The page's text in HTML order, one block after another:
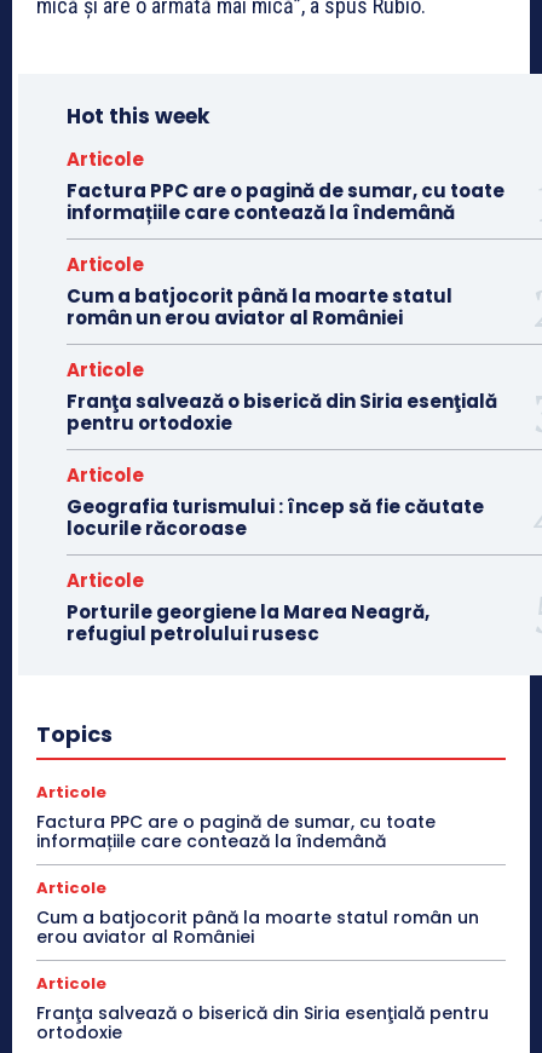
mică și are o armată mai mică”, a spus Rubio.
Hot this week
Articole
Factura PPC are o pagină de sumar, cu toate
informațiile care contează la îndemână
Articole
Cum a batjocorit până la moarte statul
român un erou aviator al României
Articole
Franţa salvează o biserică din Siria esenţială
pentru ortodoxie
Articole
Geografia turismului : încep să fie căutate
locurile răcoroase
Articole
Porturile georgiene la Marea Neagră,
refugiul petrolului rusesc
Topics
Articole
Factura PPC are o pagină de sumar, cu toate
informațiile care contează la îndemână
Articole
Cum a batjocorit până la moarte statul român un
erou aviator al României
Articole
Franţa salvează o biserică din Siria esenţială pentru
ortodoxie